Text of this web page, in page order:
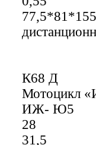
77,5*81*155
К68 Д
Мотоцикл
ИЖ- Ю5
28
31,5